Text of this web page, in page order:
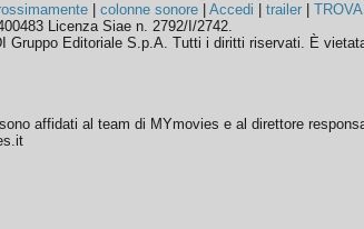
|colonne sonore |Accedi |trailer |
Licenza Siae n. 2792/I/2742.
Editoriale S.p.A. Tutti i diritti riservati. È
affidati al team di MYmovies e al direttore